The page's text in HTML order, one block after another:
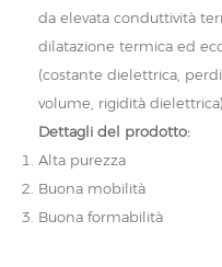
da elevata conduttività
dilatazione termica ed
(costante dielettrica,
volume, rigidità
Dettagli del prodotto:
Alta purezza
Buona mobilità
Buona formabilità